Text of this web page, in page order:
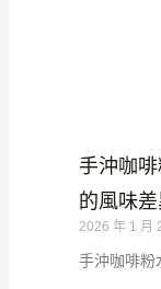
手沖咖
的風味
2026 年 1 月
手沖咖啡粉